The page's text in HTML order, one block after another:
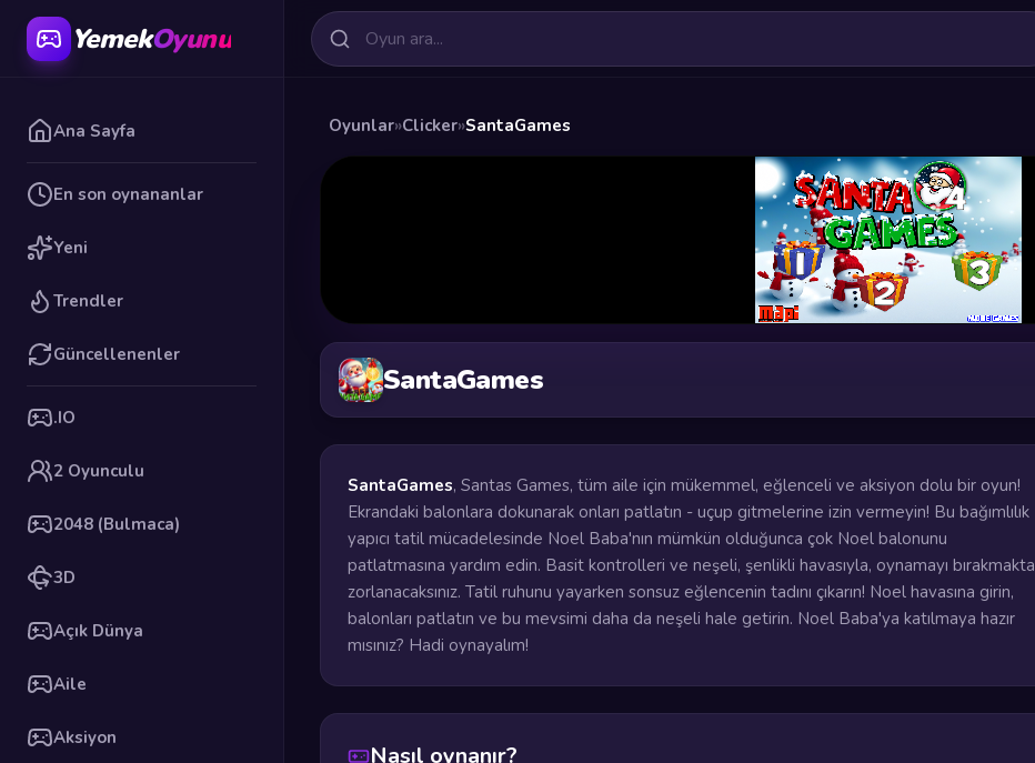
YemekOyunu
Ana Sayfa
En son oynananlar
Yeni
Trendler
Güncellenenler
.IO
2 Oyunculu
2048 (Bulmaca)
3D
Açık Dünya
Aile
Aksiyon
Oyunlar»Clicker»SantaGames
SantaGames
SantaGames, Santas Games, tüm aile için mükemmel, eğlenceli ve aksiyon dolu bir oyun!
Ekrandaki balonlara dokunarak onları patlatın - uçup gitmelerine izin vermeyin! Bu bağımlılık
yapıcı tatil mücadelesinde Noel Baba'nın mümkün olduğunca çok Noel balonunu
patlatmasına yardım edin. Basit kontrolleri ve neşeli, şenlikli havasıyla, oynamayı bırakmakta
zorlanacaksınız. Tatil ruhunu yayarken sonsuz eğlencenin tadını çıkarın! Noel havasına girin,
balonları patlatın ve bu mevsimi daha da neşeli hale getirin. Noel Baba'ya katılmaya hazır
mısınız? Hadi oynayalım!
Nasıl oynanır?